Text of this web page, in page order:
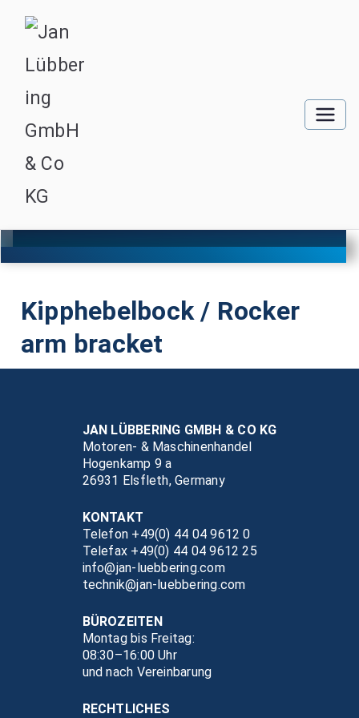
Kipphebelbock / Rocker
arm bracket
JAN LÜBBERING GMBH & CO KG
Motoren- & Maschinenhandel
Hogenkamp 9 a
26931 Elsfleth, Germany
KONTAKT
Telefon +49(0) 44 04 9612 0
Telefax +49(0) 44 04 9612 25
info@jan-luebbering.com
technik@jan-luebbering.com
BÜROZEITEN
Montag bis Freitag:
08:30–16:00 Uhr
und nach Vereinbarung
RECHTLICHES